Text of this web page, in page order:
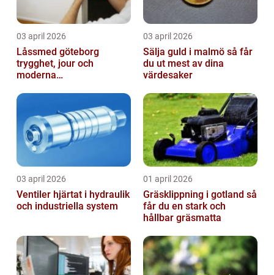
03 april 2026
Låssmed göteborg
trygghet, jour och
moderna
03 april 2026
Sälja guld i malmö så får
du ut mest av dina
värdesaker
03 april 2026
Ventiler hjärtat i hydraulik
och industriella system
01 april 2026
Gräsklippning i gotland så
får du en stark och
hållbar gräsmatta